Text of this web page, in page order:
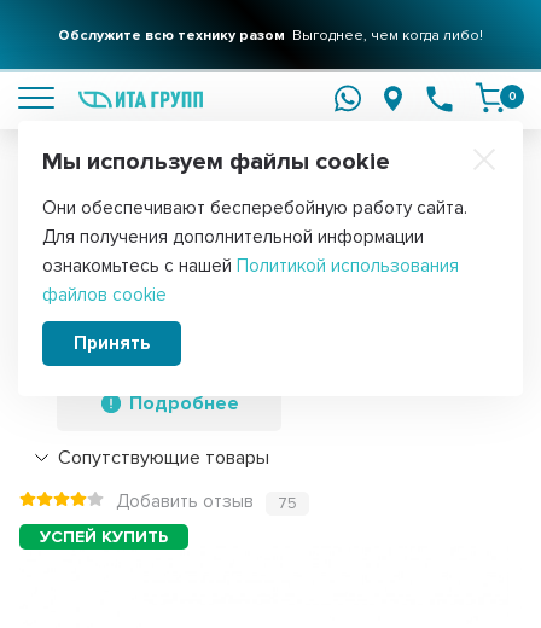
Обслужите всю технику разом Выгоднее, чем когда либо!
0
Главная Запчасти для водонагревателей ТЭНы для
ТЭН 3 кВт (3000 Вт) RCT резьбовой 42
мм для Ariston, De Luxe, Real, Thermex,
182243i
Подробнее
Сопутствующие товары
Добавить отзыв 75
Мы используем файлы cookie
Они обеспечивают бесперебойную работу сайта.
Для получения дополнительной информации
ознакомьтесь с нашей Политикой использования
файлов cookie
Принять